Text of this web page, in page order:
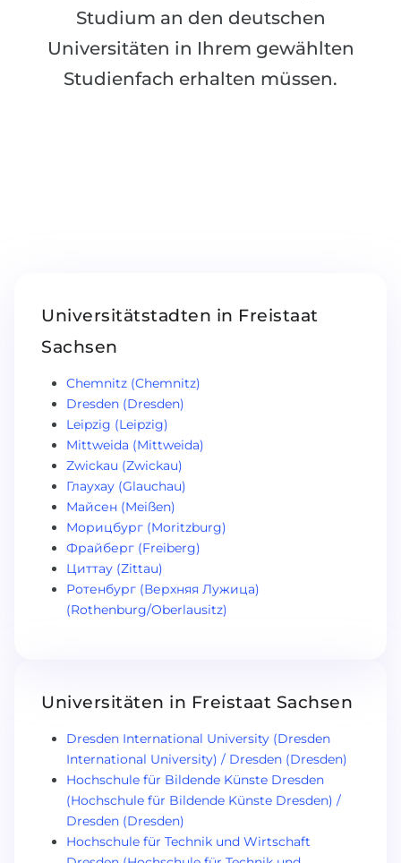
100%
Aserbaidschan
Armenien
Belarus
Studium an den deutschen
Universitäten in Ihrem gewählten
Studienfach erhalten müssen.
Universitätstadten in Freistaat
Sachsen
Chemnitz (Chemnitz)
Dresden (Dresden)
Leipzig (Leipzig)
Mittweida (Mittweida)
Zwickau (Zwickau)
Глаухау (Glauchau)
Майсен (Meißen)
Морицбург (Moritzburg)
Фрайберг (Freiberg)
Циттау (Zittau)
Ротенбург (Верхняя Лужица)
(Rothenburg/Oberlausitz)
Universitäten in Freistaat Sachsen
Dresden International University (Dresden
International University) / Dresden (Dresden)
Hochschule für Bildende Künste Dresden
(Hochschule für Bildende Künste Dresden) /
Dresden (Dresden)
Hochschule für Technik und Wirtschaft